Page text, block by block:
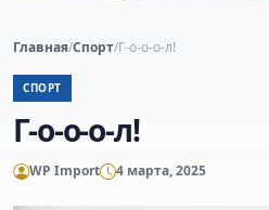
Главная/Спорт/Г-о-о-о-л!
СПОРТ
Г-о-о-о-л!
WP Import 4 марта, 2025